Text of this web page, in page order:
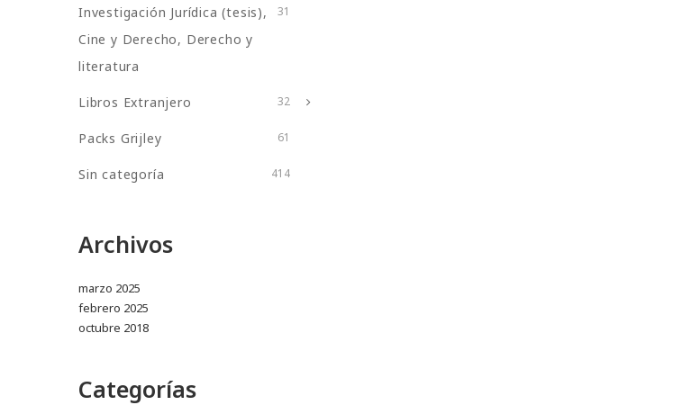
Investigación Jurídica (tesis),
Cine y Derecho, Derecho y
literatura
31
Libros Extranjero 32
Packs Grijley 61
Sin categoría 414
Archivos
marzo 2025
febrero 2025
octubre 2018
Categorías